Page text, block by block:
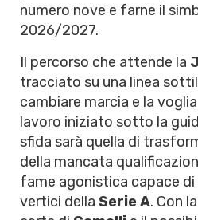
numero nove e farne il
2026/2027.
Il percorso che attende la
tracciato su una linea
cambiare marcia e la
lavoro iniziato sotto la
sfida sarà quella di
della mancata
fame agonistica capace di
vertici della Serie A. Con